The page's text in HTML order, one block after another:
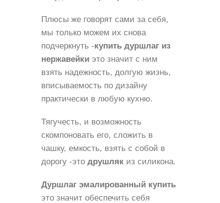
Плюсы же говорят сами за себя,
мы только можем их снова
подчеркнуть -купить дуршлаг из
нержавейки это значит с ним
взять надежность, долгую жизнь,
вписываемость по дизайну
практически в любую кухню.
Тягучесть, и возможность
скомпоновать его, сложить в
чашку, емкость, взять с собой в
дорогу -​это друшляк из силикона.
Дуршлаг эмалированный купить
это значит обеспечить себя